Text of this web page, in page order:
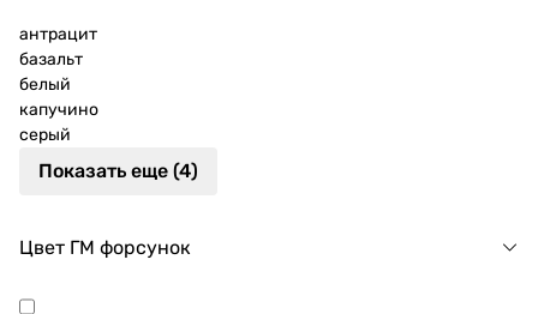
антрацит
базальт
белый
капучино
серый
Показать еще (4)
Цвет ГМ форсунок